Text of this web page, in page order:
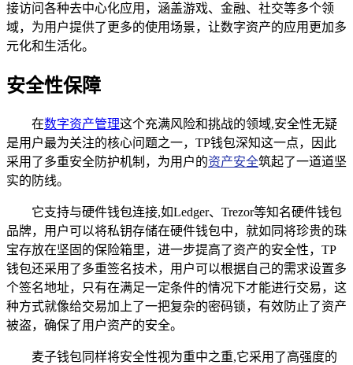
接访问各种去中心化应用，涵盖游戏、金融、社交等多个领
域，为用户提供了更多的使用场景，让数字资产的应用更加多
元化和生活化。
安全性保障
在数字资产管理这个充满风险和挑战的领域,安全性无疑
是用户最为关注的核心问题之一，TP钱包深知这一点，因此
采用了多重安全防护机制，为用户的资产安全筑起了一道道坚
实的防线。
它支持与硬件钱包连接,如Ledger、Trezor等知名硬件钱包
品牌，用户可以将私钥存储在硬件钱包中，就如同将珍贵的珠
宝存放在坚固的保险箱里，进一步提高了资产的安全性，TP
钱包还采用了多重签名技术，用户可以根据自己的需求设置多
个签名地址，只有在满足一定条件的情况下才能进行交易，这
种方式就像给交易加上了一把复杂的密码锁，有效防止了资产
被盗，确保了用户资产的安全。
麦子钱包同样将安全性视为重中之重,它采用了高强度的